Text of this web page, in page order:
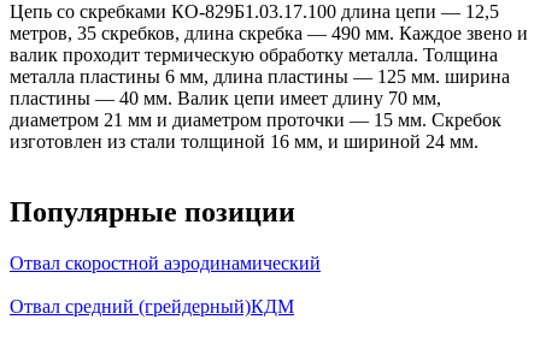
Цепь со скребками КО-829Б1.03.17.100 длина цепи — 12,5
метров, 35 скребков, длина скребка — 490 мм. Каждое звено и
валик проходит термическую обработку металла. Толщина
металла пластины 6 мм, длина пластины — 125 мм. ширина
пластины — 40 мм. Валик цепи имеет длину 70 мм,
диаметром 21 мм и диаметром проточки — 15 мм. Скребок
изготовлен из стали толщиной 16 мм, и шириной 24 мм.
Популярные позиции
Отвал скоростной аэродинамический
Отвал средний (грейдерный)КДМ